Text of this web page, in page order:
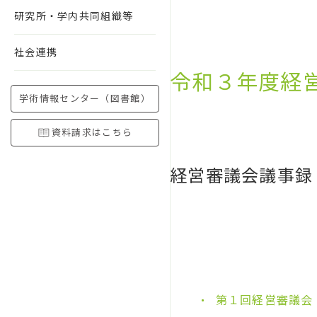
研究所・学内共同組織等
社会連携
学術情報センター（図書館）
資料請求はこちら
令和３年度経
経営審議会議事録
第１回経営審議会